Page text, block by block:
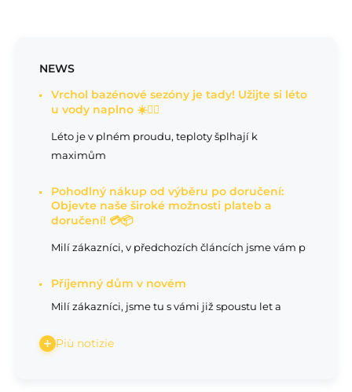
NEWS
Vrchol bazénové sezóny je tady! Užijte si léto
u vody naplno ☀️🏊‍♂️
Léto je v plném proudu, teploty šplhají k
maximům
Pohodlný nákup od výběru po doručení:
Objevte naše široké možnosti plateb a
doručení! 💳📦
Milí zákazníci, v předchozích článcích jsme vám p
Příjemný dům v novém
Milí zákazníci, jsme tu s vámi již spoustu let a
Più notizie